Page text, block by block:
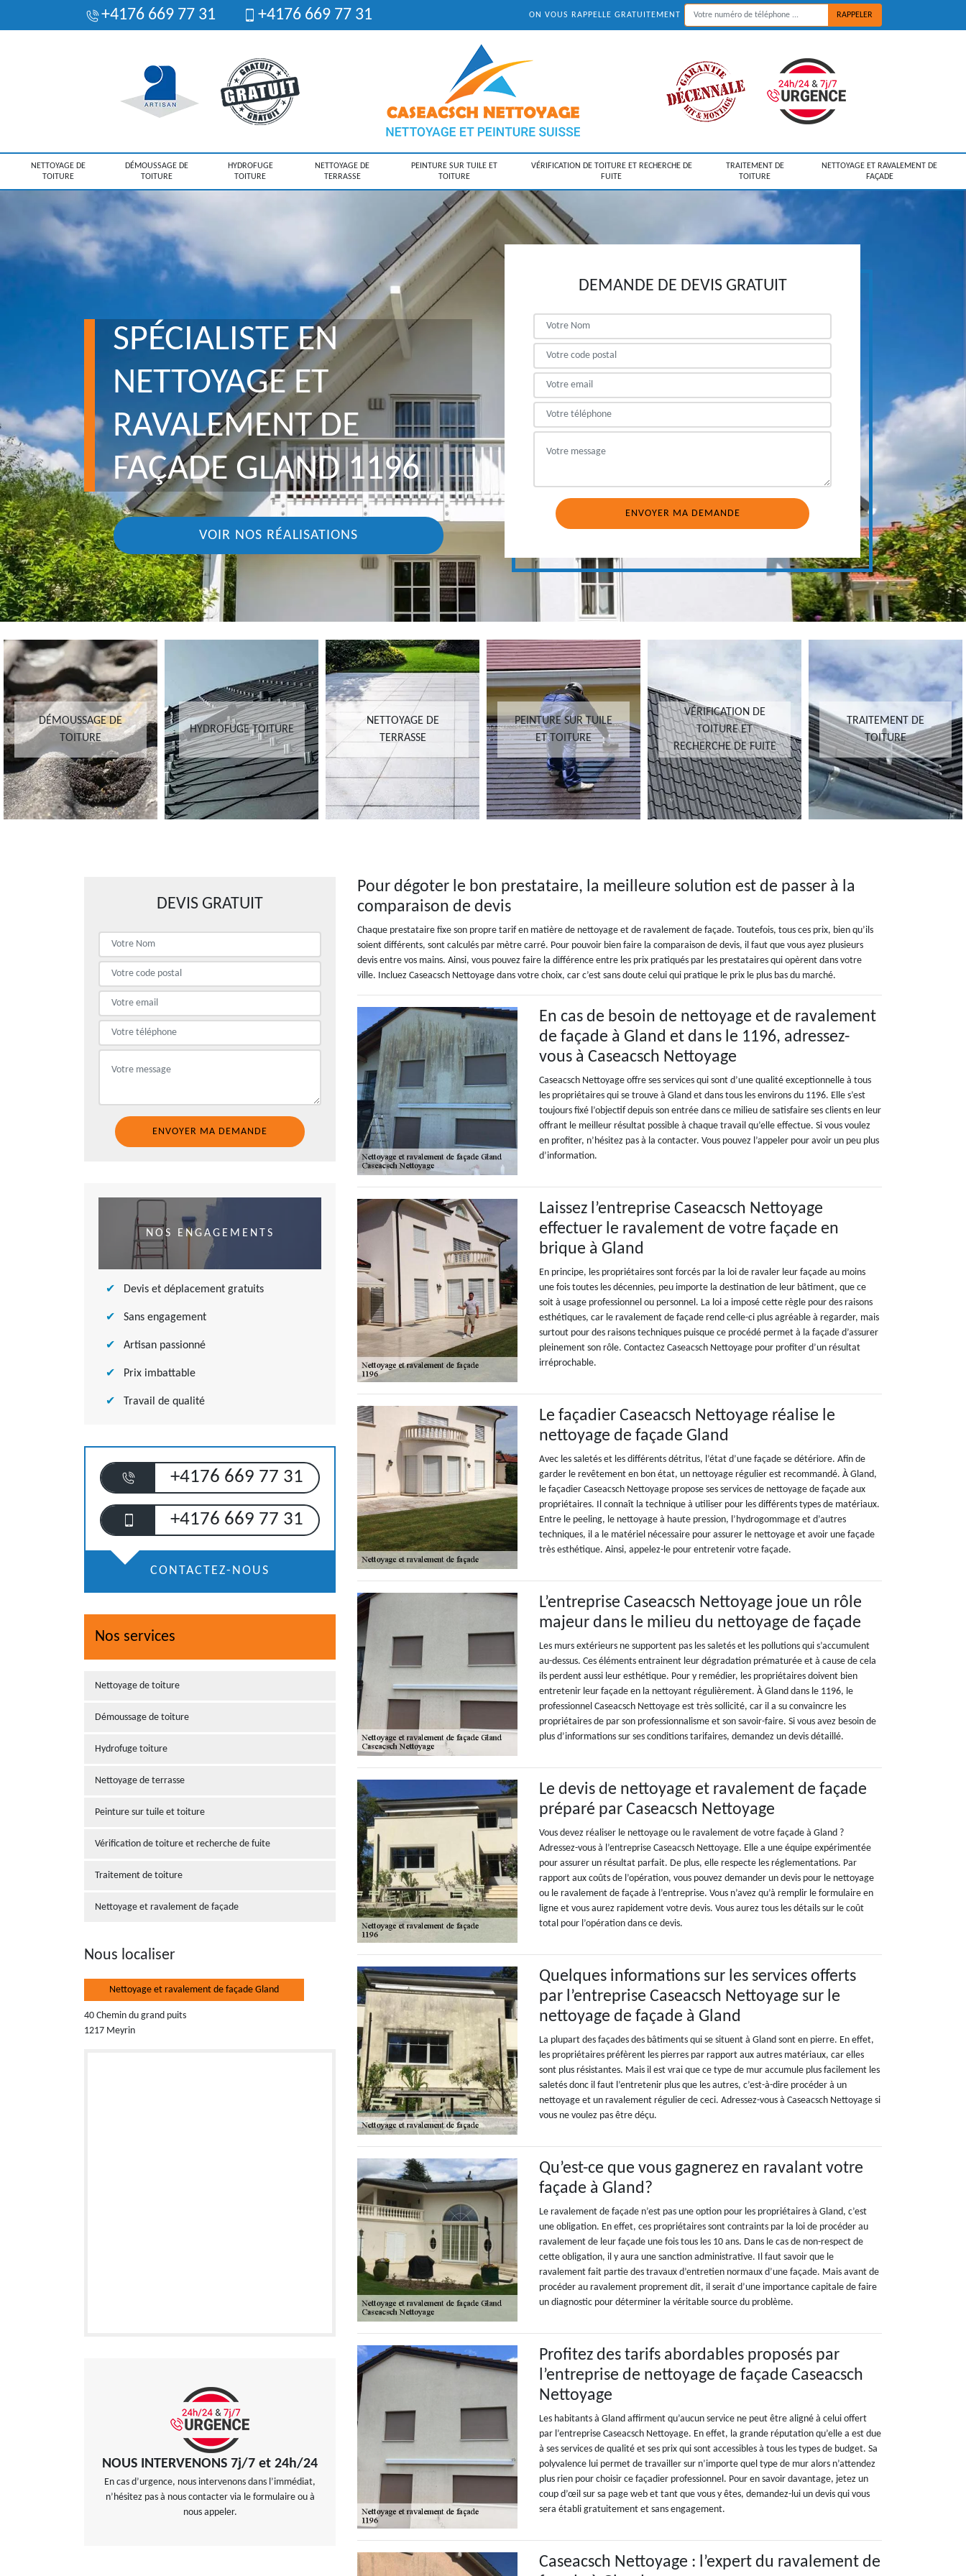
+4176 669 77 31 +4176 669 77 31 ON VOUS RAPPELLE GRATUITEMENT
NETTOYAGE DE
TOITURE
DÉMOUSSAGE DE
TOITURE
HYDROFUGE
TOITURE
NETTOYAGE DE
TERRASSE
PEINTURE SUR TUILE ET
TOITURE
VÉRIFICATION DE TOITURE ET RECHERCHE DE
FUITE
TRAITEMENT DE
TOITURE
NETTOYAGE ET RAVALEMENT DE
FAÇADE
SPÉCIALISTE EN
NETTOYAGE ET
RAVALEMENT DE
FAÇADE GLAND 1196
VOIR NOS RÉALISATIONS
DEMANDE DE DEVIS GRATUIT
DÉMOUSSAGE DE
TOITURE
HYDROFUGE TOITURE
NETTOYAGE DE
TERRASSE
PEINTURE SUR TUILE
ET TOITURE
VÉRIFICATION DE
TOITURE ET
RECHERCHE DE FUITE
TRAITEMENT DE
TOITURE
DEVIS GRATUIT
NOS ENGAGEMENTS
Devis et déplacement gratuits
Sans engagement
Artisan passionné
Prix imbattable
Travail de qualité
+4176 669 77 31
+4176 669 77 31
CONTACTEZ-NOUS
Nos services
Nettoyage de toiture
Démoussage de toiture
Hydrofuge toiture
Nettoyage de terrasse
Peinture sur tuile et toiture
Vérification de toiture et recherche de fuite
Traitement de toiture
Nettoyage et ravalement de façade
Nous localiser
Nettoyage et ravalement de façade Gland
40 Chemin du grand puits
1217 Meyrin
NOUS INTERVENONS 7j/7 et 24h/24
En cas d’urgence, nous intervenons dans l’immédiat,
n’hésitez pas à nous contacter via le formulaire ou à
nous appeler.
Pour dégoter le bon prestataire, la meilleure solution est de passer à la
comparaison de devis
Chaque prestataire fixe son propre tarif en matière de nettoyage et de ravalement de façade. Toutefois, tous ces prix, bien qu’ils
soient différents, sont calculés par mètre carré. Pour pouvoir bien faire la comparaison de devis, il faut que vous ayez plusieurs
devis entre vos mains. Ainsi, vous pouvez faire la différence entre les prix pratiqués par les prestataires qui opèrent dans votre
ville. Incluez Caseacsch Nettoyage dans votre choix, car c’est sans doute celui qui pratique le prix le plus bas du marché.
En cas de besoin de nettoyage et de ravalement
de façade à Gland et dans le 1196, adressez-
vous à Caseacsch Nettoyage
Caseacsch Nettoyage offre ses services qui sont d’une qualité exceptionnelle à tous
les propriétaires qui se trouve à Gland et dans tous les environs du 1196. Elle s’est
toujours fixé l’objectif depuis son entrée dans ce milieu de satisfaire ses clients en leur
offrant le meilleur résultat possible à chaque travail qu’elle effectue. Si vous voulez
en profiter, n’hésitez pas à la contacter. Vous pouvez l’appeler pour avoir un peu plus
d’information.
Laissez l’entreprise Caseacsch Nettoyage
effectuer le ravalement de votre façade en
brique à Gland
En principe, les propriétaires sont forcés par la loi de ravaler leur façade au moins
une fois toutes les décennies, peu importe la destination de leur bâtiment, que ce
soit à usage professionnel ou personnel. La loi a imposé cette règle pour des raisons
esthétiques, car le ravalement de façade rend celle-ci plus agréable à regarder, mais
surtout pour des raisons techniques puisque ce procédé permet à la façade d’assurer
pleinement son rôle. Contactez Caseacsch Nettoyage pour profiter d’un résultat
irréprochable.
Le façadier Caseacsch Nettoyage réalise le
nettoyage de façade Gland
Avec les saletés et les différents détritus, l’état d’une façade se détériore. Afin de
garder le revêtement en bon état, un nettoyage régulier est recommandé. À Gland,
le façadier Caseacsch Nettoyage propose ses services de nettoyage de façade aux
propriétaires. Il connaît la technique à utiliser pour les différents types de matériaux.
Entre le peeling, le nettoyage à haute pression, l’hydrogommage et d’autres
techniques, il a le matériel nécessaire pour assurer le nettoyage et avoir une façade
très esthétique. Ainsi, appelez-le pour entretenir votre façade.
L’entreprise Caseacsch Nettoyage joue un rôle
majeur dans le milieu du nettoyage de façade
Les murs extérieurs ne supportent pas les saletés et les pollutions qui s’accumulent
au-dessus. Ces éléments entrainent leur dégradation prématurée et à cause de cela
ils perdent aussi leur esthétique. Pour y remédier, les propriétaires doivent bien
entretenir leur façade en la nettoyant régulièrement. À Gland dans le 1196, le
professionnel Caseacsch Nettoyage est très sollicité, car il a su convaincre les
propriétaires de par son professionnalisme et son savoir-faire. Si vous avez besoin de
plus d’informations sur ses conditions tarifaires, demandez un devis détaillé.
Le devis de nettoyage et ravalement de façade
préparé par Caseacsch Nettoyage
Vous devez réaliser le nettoyage ou le ravalement de votre façade à Gland ?
Adressez-vous à l’entreprise Caseacsch Nettoyage. Elle a une équipe expérimentée
pour assurer un résultat parfait. De plus, elle respecte les réglementations. Par
rapport aux coûts de l’opération, vous pouvez demander un devis pour le nettoyage
ou le ravalement de façade à l’entreprise. Vous n’avez qu’à remplir le formulaire en
ligne et vous aurez rapidement votre devis. Vous aurez tous les détails sur le coût
total pour l’opération dans ce devis.
Quelques informations sur les services offerts
par l’entreprise Caseacsch Nettoyage sur le
nettoyage de façade à Gland
La plupart des façades des bâtiments qui se situent à Gland sont en pierre. En effet,
les propriétaires préfèrent les pierres par rapport aux autres matériaux, car elles
sont plus résistantes. Mais il est vrai que ce type de mur accumule plus facilement les
saletés donc il faut l’entretenir plus que les autres, c’est-à-dire procéder à un
nettoyage et un ravalement régulier de ceci. Adressez-vous à Caseacsch Nettoyage si
vous ne voulez pas être déçu.
Qu’est-ce que vous gagnerez en ravalant votre
façade à Gland?
Le ravalement de façade n’est pas une option pour les propriétaires à Gland, c’est
une obligation. En effet, ces propriétaires sont contraints par la loi de procéder au
ravalement de leur façade une fois tous les 10 ans. Dans le cas de non-respect de
cette obligation, il y aura une sanction administrative. Il faut savoir que le
ravalement fait partie des travaux d’entretien normaux d’une façade. Mais avant de
procéder au ravalement proprement dit, il serait d’une importance capitale de faire
un diagnostic pour déterminer la véritable source du problème.
Profitez des tarifs abordables proposés par
l’entreprise de nettoyage de façade Caseacsch
Nettoyage
Les habitants à Gland affirment qu’aucun service ne peut être aligné à celui offert
par l’entreprise Caseacsch Nettoyage. En effet, la grande réputation qu’elle a est due
à ses services de qualité et ses prix qui sont accessibles à tous les types de budget. Sa
polyvalence lui permet de travailler sur n’importe quel type de mur alors n’attendez
plus rien pour choisir ce façadier professionnel. Pour en savoir davantage, jetez un
coup d’œil sur sa page web et tant que vous y êtes, demandez-lui un devis qui vous
sera établi gratuitement et sans engagement.
Caseacsch Nettoyage : l’expert du ravalement de